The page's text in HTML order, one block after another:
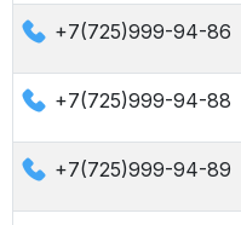
+7(725)999-94-86
+7(725)999-94-88
+7(725)999-94-89